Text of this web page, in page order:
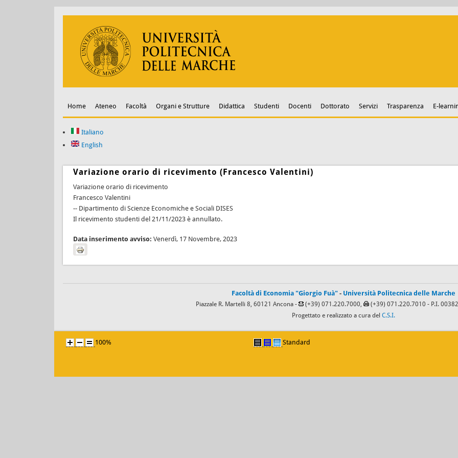
Home Ateneo Facoltà Organi e Strutture Didattica Studenti Docenti Dottorato Servizi Trasparenza E-
Italiano
English
Variazione orario di ricevimento (Francesco Valentini)
Variazione orario di ricevimento
Francesco Valentini
-- Dipartimento di Scienze Economiche e Sociali DISES
Il ricevimento studenti del 21/11/2023 è annullato.
Data inserimento avviso: Venerdì, 17 Novembre, 2023
Facoltà di Economia "Giorgio Fuà" - Università Politecnica delle Marche
Piazzale R. Martelli 8, 60121 Ancona - (+39) 071.220.7000, (+39) 071.220.7010 - P.I.
Progettato e realizzato a cura del C.S.I.
100% Standard